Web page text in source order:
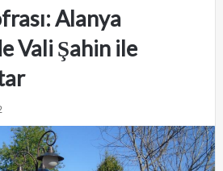
Alanya
Vali Şahin ile